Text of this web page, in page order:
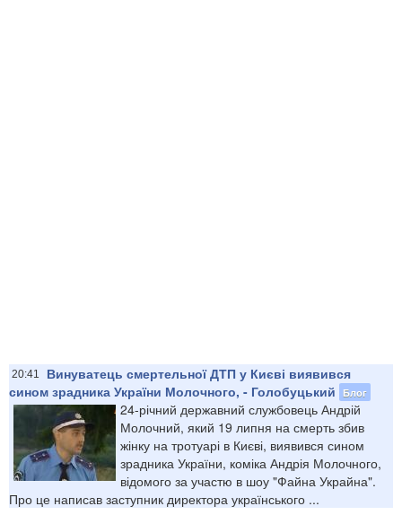
20:41
Винуватець смертельної ДТП у Києві виявився
сином зрадника України Молочного, - Голобуцький
Блог
24-річний державний службовець Андрій
Молочний, який 19 липня на смерть збив
жінку на тротуарі в Києві, виявився сином
зрадника України, коміка Андрія Молочного,
відомого за участю в шоу "Файна Украйна".
Про це написав заступник директора українського ...